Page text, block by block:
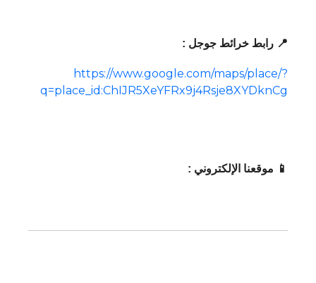
📍 رابط خرائط جوجل :
https://www.google.com/maps/place/?
q=place_id:ChIJR5XeYFRx9j4Rsje8XYDknCg
📱 موقعنا الإلكتروني :